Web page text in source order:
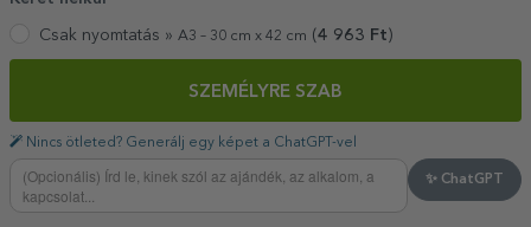
Csak nyomtatás » A3 – 30 cm x 42 cm (4 963 Ft)
SZEMÉLYRE SZAB
Nincs ötleted? Generálj egy képet a ChatGPT-vel
✨ ChatGPT